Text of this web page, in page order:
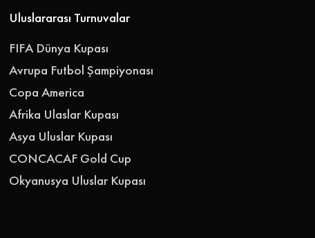
Uluslararası Turnuvalar
FIFA Dünya Kupası
Avrupa Futbol Şampiyonası
Copa America
Afrika Ulaslar Kupası
Asya Uluslar Kupası
CONCACAF Gold Cup
Okyanusya Uluslar Kupası